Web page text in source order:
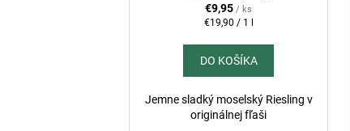
€9,95 / ks
Jednotková
€19,90 / 1 l
DO KOŠÍKA
Jemne sladký moselský Riesling v
originálnej fľaši